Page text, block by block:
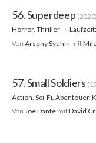
56. Superdeep (2020)
Horror, Thriller
Von Arseny Syuhin mit
57. Small Soldiers
Action, Sci-Fi, Abenteuer,
Von Joe Dante mitDavid